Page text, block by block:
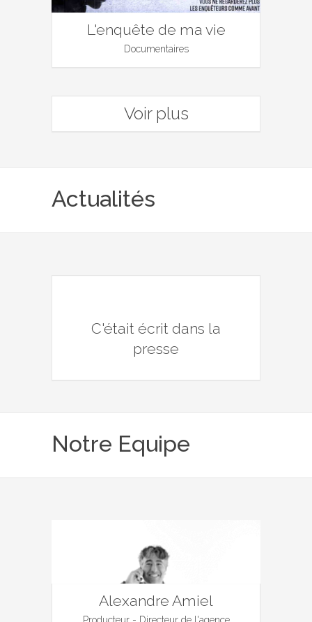
L'enquête de ma vie
Documentaires
Voir plus
Actualités
C'était écrit dans la
presse
Notre Equipe
Alexandre Amiel
Producteur - Directeur de l'agence